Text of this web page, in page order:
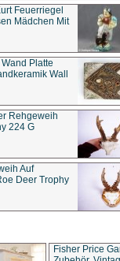
Feuerriegel
Mädchen Mit
Platte
Wall
Rehgeweih
224 G
Auf
Deer Trophy
Fisher Price